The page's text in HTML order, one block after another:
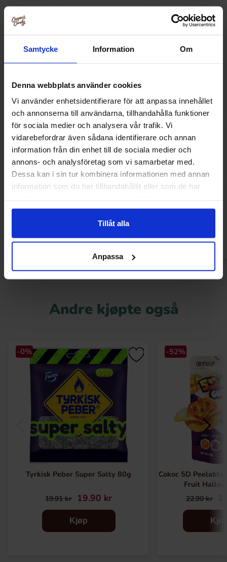
Samtycke Information Om
Denna webbplats använder cookies
Vi använder enhetsidentifierare för att anpassa innehållet
och annonserna till användarna, tillhandahålla funktioner
för sociala medier och analysera vår trafik. Vi
vidarebefordrar även sådana identifierare och annan
information från din enhet till de sociala medier och
annons- och analysföretag som vi samarbetar med.
Dessa kan i sin tur kombinera informationen med annan
information som du har tillhandahållit eller som de har
Tillåt alla
Anpassa
Relaterte produkter
-8%
Haribo Strawberry Softies 1.4kg
Haribo
Andre kjøpte også
-0%
Tyrkisk Peber Super Salty 80g
19.91 kr 19.90 kr
Kjøp
-52%
Cokoc 5D Peelable
Fruit
22.90 kr